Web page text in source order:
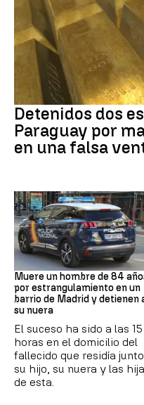
Paraguay
Detenidos dos
Paraguay por
en una falsa
Suceso
Muere un hombre de 84
por estrangulamiento en un
barrio de Madrid y detienen
su nuera
El suceso ha sido a las 15
horas en el domicilio del
fallecido que residía
su hijo, su nuera y las
de esta.